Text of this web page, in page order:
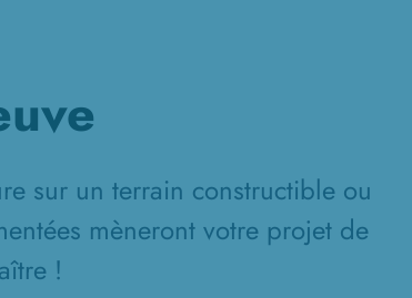
sur un terrain constructible ou
mèneront votre projet de
!